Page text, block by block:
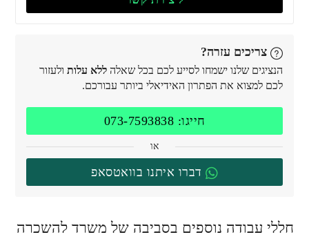
צריכים עזרה?
הנציגים שלנו ישמחו לסייע לכם בכל שאלהללא עלות ולעזור
לכם למצוא את הפתרון האידיאלי ביותר עבורכם.
חייגו: 073-7593838
או
דברו איתנו בוואטסאפ
חללי עבודה נוספים בסביבה של משרד להשכרה